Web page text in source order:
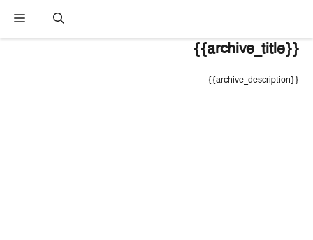
المحتوى
{{archive_title}}
{{archive_description}}